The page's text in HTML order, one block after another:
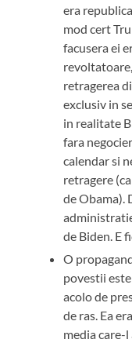
era
mod cert
facusera ei
revoltatoare,
retragerea
exclusiv in
in realitate
fara
calendar si
retragere
de Obama).
de Biden. E
O
povestii
acolo de
de ras. Ea
media care-